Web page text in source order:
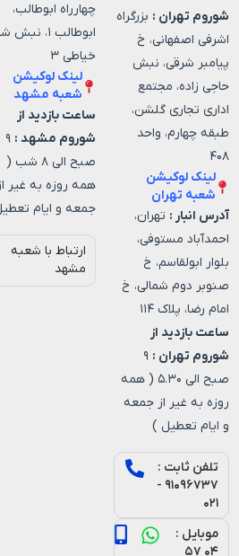
شوروم تهران : بزرگراه
اشرفی اصفهانی، خ
پیامبر شرقی، نبش
حاجی زاده، مجتمع
اداری تجاری گلشن،
طبقه چهارم، واحد
۴۰۸
لینک لوکیشن
شعبه تهران
آدرس انبار : تهران،
احمدآباد مستوفی،
بلوار ابولقاسم، خ
صنوبر دوم شمالی، خ
امام رضا، پلاک ۱۱۴
ساعت بازدید از
شوروم تهران : ۹
صبح الی ۵.۳۰ ( همه
روزه به غیر از جمعه
و ایام تعطیل )
تلفن ثابت :
۹۱۰۹۶۷۳۷ -
۰۲۱
موبایل :
۰۴ ۵۷
چهارراه ابوطالب،
ابوطالب ۱،
خیاطی ۳
لینک لوکیشن
شعبه مشهد
ساعت بازدید از
شوروم مشهد : ۹
صبح الی ۸ شب (
همه روزه به غیر
جمعه و ایام
ارتباط با شعبه
مشهد